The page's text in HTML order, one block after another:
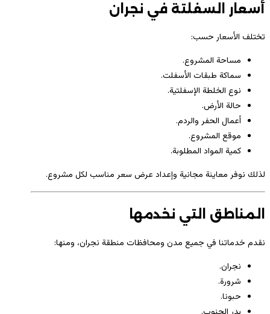
أسعار السفلتة في نجران
تختلف الأسعار حسب:
مساحة المشروع.
سماكة طبقات الأسفلت.
نوع الخلطة الإسفلتية.
حالة الأرض.
أعمال الحفر والردم.
موقع المشروع.
كمية المواد المطلوبة.
لذلك نوفر معاينة مجانية وإعداد عرض سعر مناسب لكل مشروع.
المناطق التي نخدمها
نقدم خدماتنا في جميع مدن ومحافظات منطقة نجران، ومنها:
نجران.
شرورة.
حبونا.